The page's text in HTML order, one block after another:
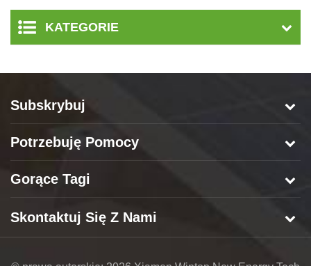
KATEGORIE
Subskrybuj
Potrzebuję Pomocy
Gorące Tagi
Skontaktuj Się Z Nami